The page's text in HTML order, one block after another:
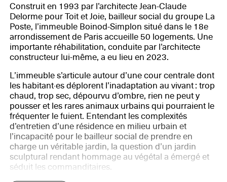
Construit en 1993 par l’architecte Jean-Claude
Delorme pour Toit et Joie, bailleur social du groupe La
Poste, l’immeuble Boinod-Simplon situé dans le 18e
arrondissement de Paris accueille 50 logements. Une
importante réhabilitation, conduite par l’architecte
constructeur lui-même, a eu lieu en 2023.
L’immeuble s’articule autour d’une cour centrale dont
les habitant·es déplorent l’inadaptation au vivant : trop
chaud, trop sec, dépourvu d’ombre, rien ne peut y
pousser et les rares animaux urbains qui pourraient le
fréquenter le fuient. Entendant les complexités
d’entretien d’une résidence en milieu urbain et
l’incapacité pour le bailleur social de prendre en
charge un véritable jardin, la question d’un jardin
sculptural rendant hommage au végétal a émergé et
séduit les commanditaires.